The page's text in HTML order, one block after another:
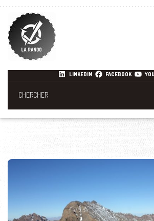
LINKEDIN FACEBOOK